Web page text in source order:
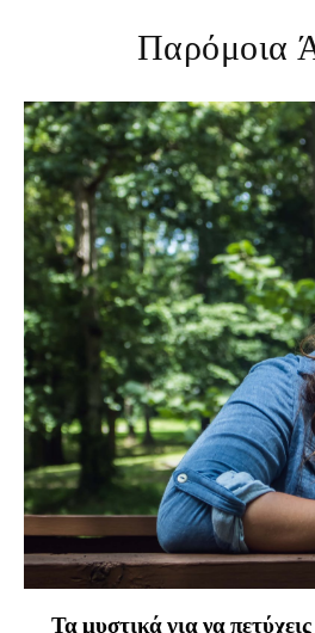
Παρόμοια
Τα μυστικά για να